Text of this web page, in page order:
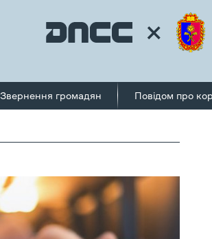
Звернення громадян Повідом про